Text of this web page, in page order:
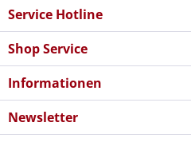
Service Hotline
Shop Service
Informationen
Newsletter